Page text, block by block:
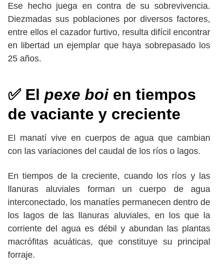
Ese hecho juega en contra de su sobrevivencia.
Diezmadas sus poblaciones por diversos factores,
entre ellos el cazador furtivo, resulta difícil encontrar
en libertad un ejemplar que haya sobrepasado los
25 años.
✅ El pexe boien tiempos
de vaciante y creciente
El manatí vive en cuerpos de agua que cambian
con las variaciones del caudal de los ríos o lagos.
En tiempos de la creciente, cuando los ríos y las
llanuras aluviales forman un cuerpo de agua
interconectado, los manatíes permanecen dentro de
los lagos de las llanuras aluviales, en los que la
corriente del agua es débil y abundan las plantas
macrófitas acuáticas, que constituye su principal
forraje.